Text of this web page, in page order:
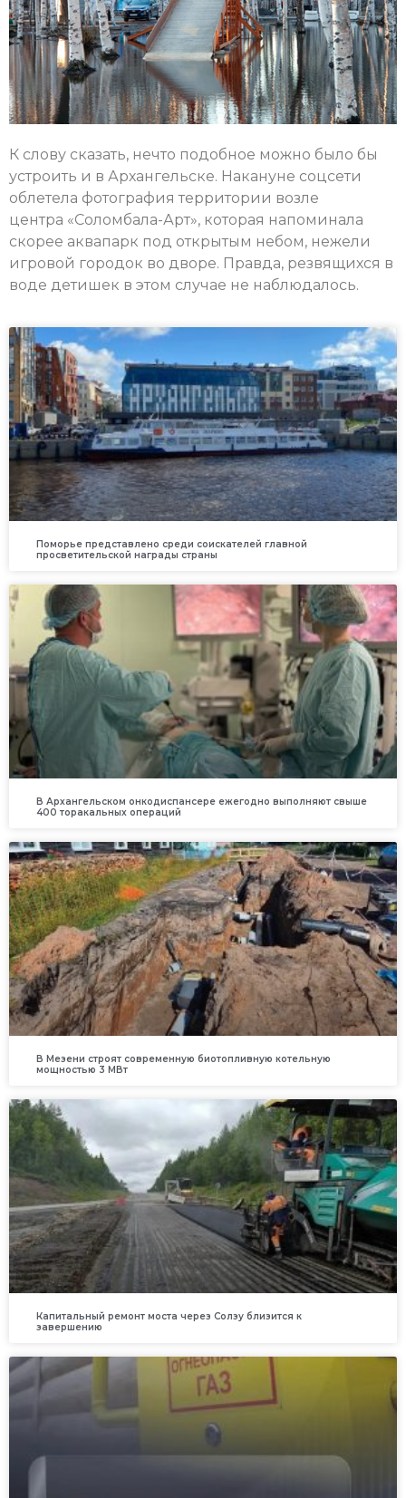
К слову сказать, нечто подобное можно было бы
устроить и в Архангельске. Накануне соцсети
облетела фотография территории возле
центра «Соломбала-Арт», которая напоминала
скорее аквапарк под открытым небом, нежели
игровой городок во дворе. Правда, резвящихся в
воде детишек в этом случае не наблюдалось.
Поморье представлено среди соискателей главной
просветительской награды страны
В Архангельском онкодиспансере ежегодно выполняют свыше
400 торакальных операций
В Мезени строят современную биотопливную котельную
мощностью 3 МВт
Капитальный ремонт моста через Солзу близится к
завершению